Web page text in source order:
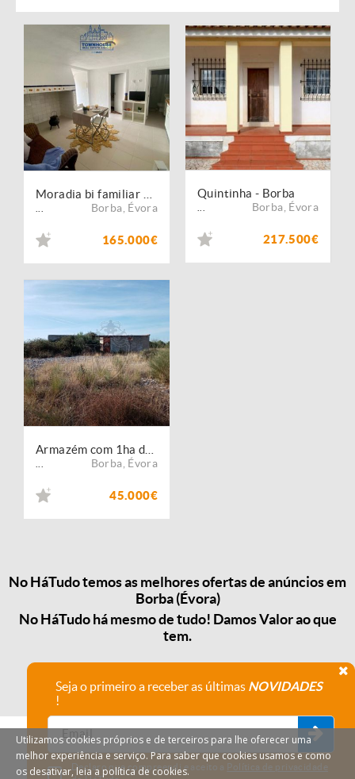
Borba Évora
165.000€
Quintinha - Borba
Borba Évora
217.500€
Borba Évora
45.000€
No HáTudo temos as melhores ofertas de anúncios em
Borba (Évora)
No HáTudo há mesmo de tudo! Damos Valor ao que
tem.
Seja o primeiro a receber as últimas NOVIDADES
!
Declaro que compreendi e aceito a Política de privacidade
Utilizamos cookies próprios e de terceiros para lhe oferecer uma
melhor experiência e serviço. Para saber que cookies usamos e como
os desativar, leia a política de cookies.